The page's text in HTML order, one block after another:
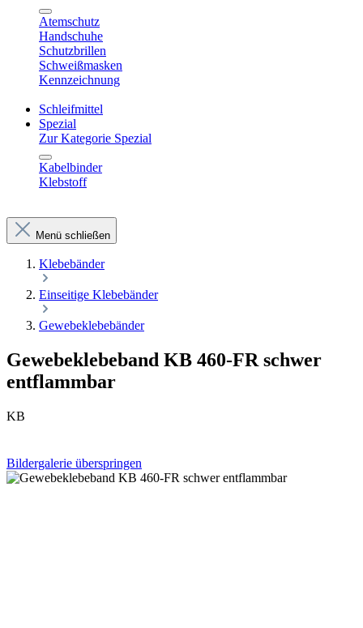
Atemschutz
Handschuhe
Schutzbrillen
Schweißmasken
Kennzeichnung
Schleifmittel
Spezial
Zur Kategorie Spezial
Kabelbinder
Klebstoff
Menü schließen
Klebebänder
Einseitige Klebebänder
Gewebeklebebänder
Gewebeklebeband KB 460-FR schwer
entflammbar
KB
Bildergalerie überspringen